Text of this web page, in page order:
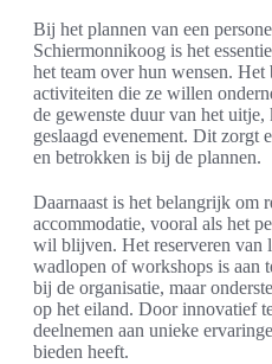
Bij het plannen van een
Schiermonnikoog is het
het team over hun wensen. Het
activiteiten die ze willen
de gewenste duur van het
geslaagd evenement. Dit zorgt
en betrokken is bij de plannen.
Daarnaast is het belangrijk om
accommodatie, vooral als het
wil blijven. Het reserveren van
wadlopen of workshops is aan
bij de organisatie, maar
op het eiland. Door innovatief
deelnemen aan unieke
bieden heeft.